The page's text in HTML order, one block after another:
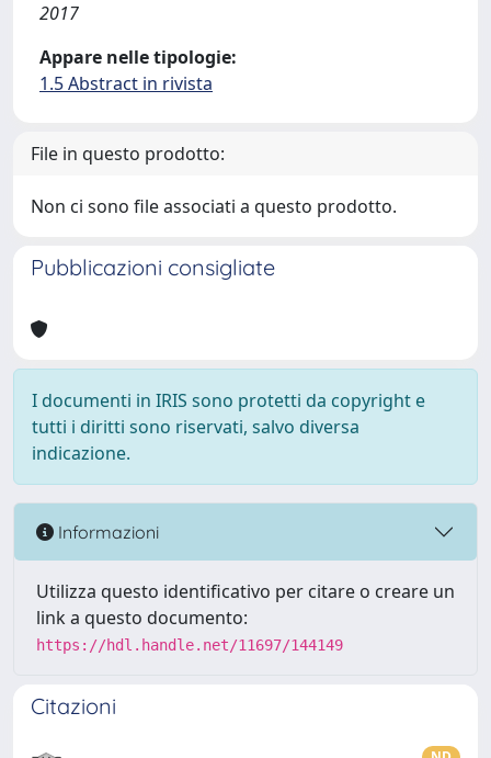
2017
Appare nelle tipologie:
1.5 Abstract in rivista
File in questo prodotto:
Non ci sono file associati a questo prodotto.
Pubblicazioni consigliate
I documenti in IRIS sono protetti da copyright e
tutti i diritti sono riservati, salvo diversa
indicazione.
Informazioni
Utilizza questo identificativo per citare o creare un
link a questo documento:
https://hdl.handle.net/11697/144149
Citazioni